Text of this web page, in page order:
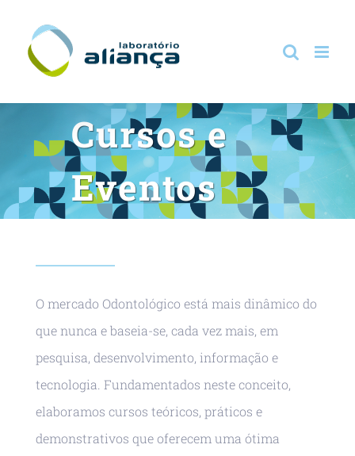
Cursos e
Eventos
O mercado Odontológico está mais dinâmico do
que nunca e baseia-se, cada vez mais, em
pesquisa, desenvolvimento, informação e
tecnologia. Fundamentados neste conceito,
elaboramos cursos teóricos, práticos e
demonstrativos que oferecem uma ótima